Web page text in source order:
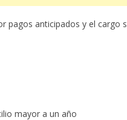
pagos anticipados y el
mayor a un año